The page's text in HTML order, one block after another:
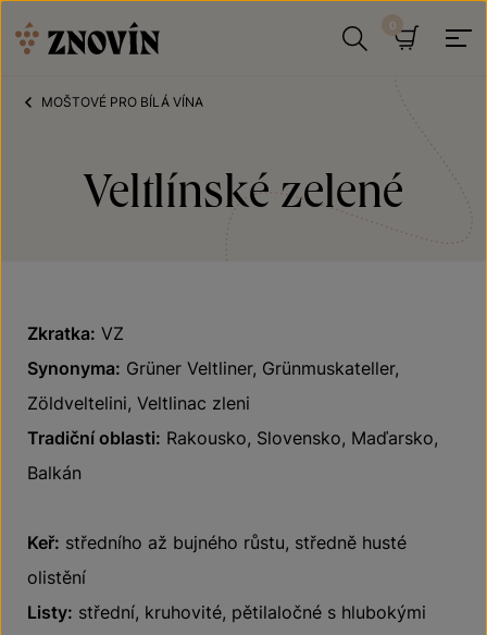
Hledat
MOŠTOVÉ PRO BÍLÁ VÍNA
Veltlínské zelené
Zkratka: VZ
Synonyma: Grüner Veltliner, Grünmuskateller,
Zöldveltelini, Veltlinac zleni
Tradiční oblasti: Rakousko, Slovensko, Maďarsko,
Balkán
Keř: středního až bujného růstu, středně husté
olistění
Listy: střední, kruhovité, pětilaločné s hlubokými